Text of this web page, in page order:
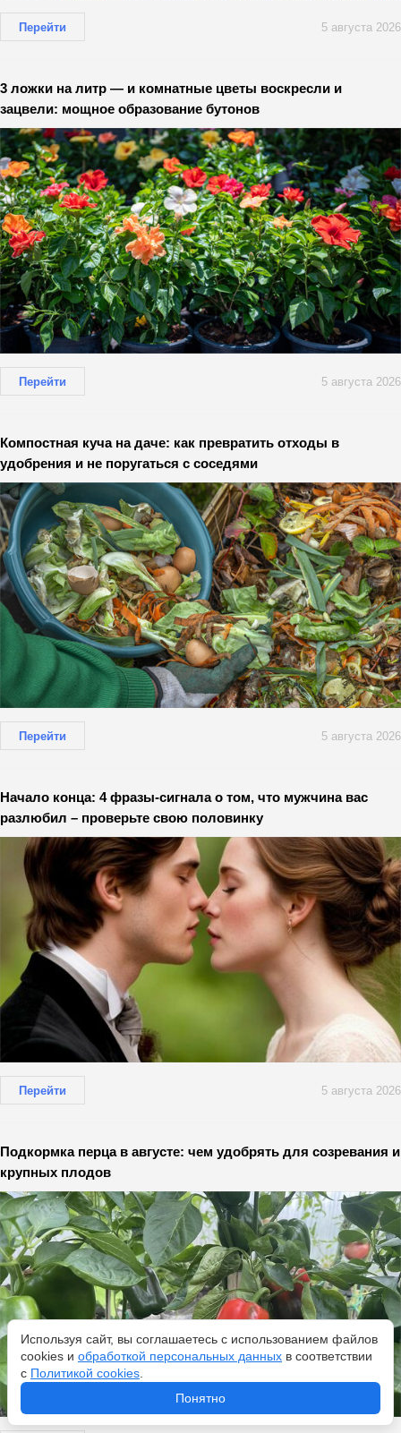
Перейти 5 августа 2026
3 ложки на литр — и комнатные цветы воскресли и
зацвели: мощное образование бутонов
Перейти 5 августа 2026
Компостная куча на даче: как превратить отходы в
удобрения и не поругаться с соседями
Перейти 5 августа 2026
Начало конца: 4 фразы-сигнала о том, что мужчина вас
разлюбил – проверьте свою половинку
Перейти 5 августа 2026
Подкормка перца в августе: чем удобрять для созревания и
крупных плодов
Используя сайт, вы соглашаетесь с использованием файлов
cookies и обработкой персональных данных в соответствии
с Политикой cookies
Понятно